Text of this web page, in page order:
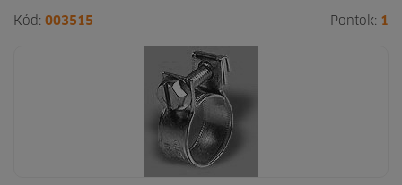
Kód: 003515 Pontok: 1